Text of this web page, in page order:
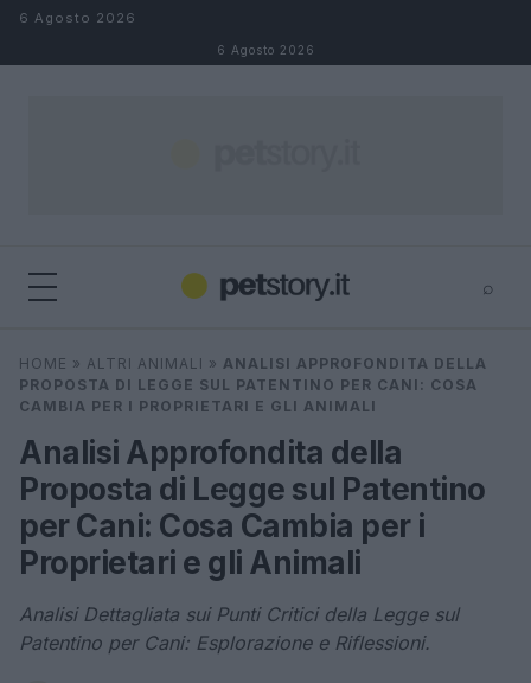
Salta al contenuto
6 Agosto 2026
6 Agosto 2026
⌕
Cerca ⌕ ×
HOME » ALTRI ANIMALI » ANALISI APPROFONDITA DELLA
PROPOSTA DI LEGGE SUL PATENTINO PER CANI: COSA
CAMBIA PER I PROPRIETARI E GLI ANIMALI
Analisi Approfondita della
Proposta di Legge sul Patentino
per Cani: Cosa Cambia per i
Proprietari e gli Animali
Analisi Dettagliata sui Punti Critici della Legge sul
Patentino per Cani: Esplorazione e Riflessioni.